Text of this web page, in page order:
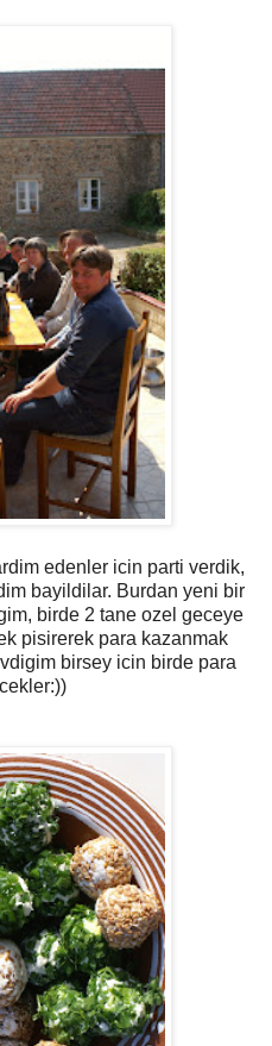
edenler icin parti verdik,
bayildilar. Burdan yeni bir
birde 2 tane ozel geceye
pisirerek para kazanmak
birsey icin birde para